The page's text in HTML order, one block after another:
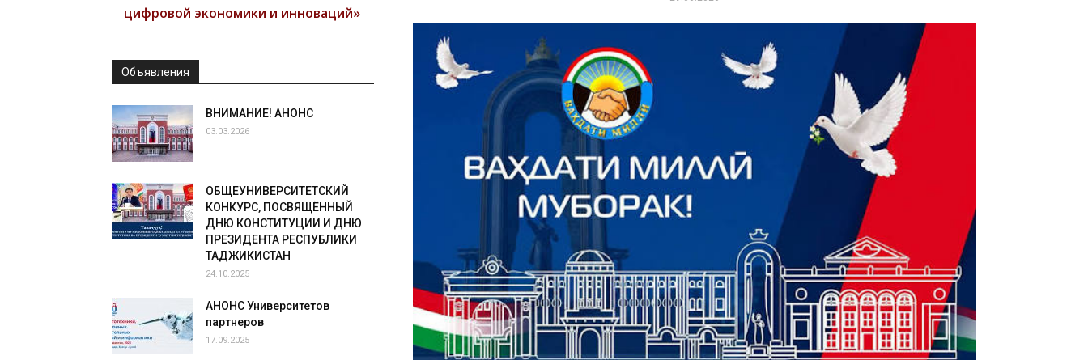
цифровой экономики и инноваций»
Объявления
ВНИМАНИЕ! АНОНС
03.03.2026
ОБЩЕУНИВЕРСИТЕТСКИЙ
КОНКУРС, ПОСВЯЩЁННЫЙ
ДНЮ КОНСТИТУЦИИ И ДНЮ
ПРЕЗИДЕНТА РЕСПУБЛИКИ
ТАДЖИКИСТАН
24.10.2025
АНОНС Университетов
партнеров
17.09.2025